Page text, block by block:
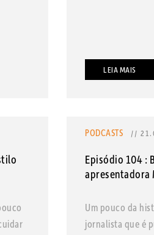
LEIA MAIS
PODCASTS //
Episódio 104 :
apresentadora
Um pouco da
jornalista que é